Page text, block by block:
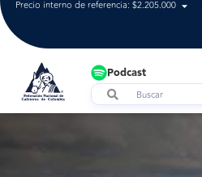
Precio interno de referencia: $2.205.000
Podcast